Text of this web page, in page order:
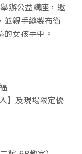
辦公益講座，邀
並親手縫製布衛
女孩手中。
】及現場限定優